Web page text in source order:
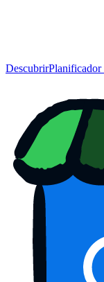
DescubrirPlanificador